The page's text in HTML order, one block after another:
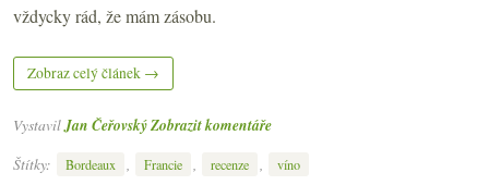
vždycky rád, že mám zásobu.
Zobraz celý článek →
Vystavil Jan ČeřovskýZobrazit komentáře
Štítky:
Bordeaux , Francie , recenze , víno